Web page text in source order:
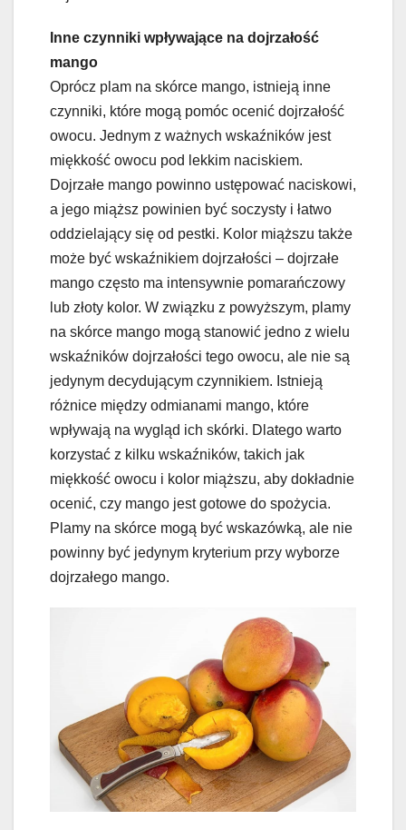
Inne czynniki wpływające na dojrzałość
mango
Oprócz plam na skórce mango, istnieją inne
czynniki, które mogą pomóc ocenić dojrzałość
owocu. Jednym z ważnych wskaźników jest
miękkość owocu pod lekkim naciskiem.
Dojrzałe mango powinno ustępować naciskowi,
a jego miąższ powinien być soczysty i łatwo
oddzielający się od pestki. Kolor miąższu także
może być wskaźnikiem dojrzałości – dojrzałe
mango często ma intensywnie pomarańczowy
lub złoty kolor. W związku z powyższym, plamy
na skórce mango mogą stanowić jedno z wielu
wskaźników dojrzałości tego owocu, ale nie są
jedynym decydującym czynnikiem. Istnieją
różnice między odmianami mango, które
wpływają na wygląd ich skórki. Dlatego warto
korzystać z kilku wskaźników, takich jak
miękkość owocu i kolor miąższu, aby dokładnie
ocenić, czy mango jest gotowe do spożycia.
Plamy na skórce mogą być wskazówką, ale nie
powinny być jedynym kryterium przy wyborze
dojrzałego mango.